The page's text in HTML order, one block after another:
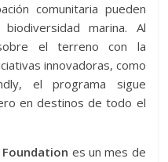
comunitaria pueden
marina. Al
el terreno con la
innovadoras, como
el programa sigue
en destinos de todo el
Foundation es un mes de